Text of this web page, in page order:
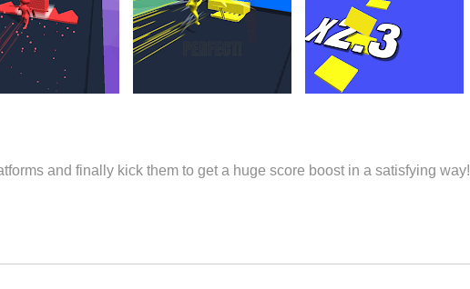
and finally kick them to get a huge score boost in a satisfying way!